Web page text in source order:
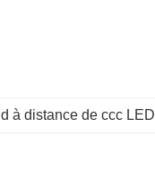
à distance de ccc LED